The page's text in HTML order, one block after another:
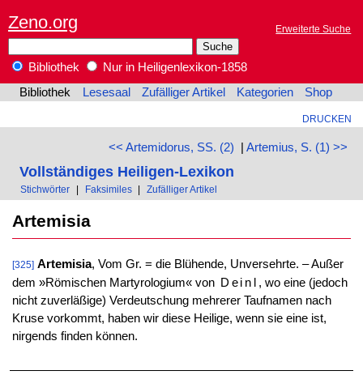
Zeno.org Erweiterte Suche
Bibliothek
Nur in Heiligenlexikon-1858
Bibliothek
Lesesaal Zufälliger Artikel Kategorien Shop
DRUCKEN
<< Artemidorus, SS. (2) | Artemius, S. (1) >>
Vollständiges Heiligen-Lexikon
Stichwörter | Faksimiles | Zufälliger Artikel
Artemisia
[325] Artemisia, Vom Gr. = die Blühende, Unversehrte. – Außer
dem »Römischen Martyrologium« vonDeinl , wo eine (jedoch
nicht zuverläßige) Verdeutschung mehrerer Taufnamen nach
Kruse vorkommt, haben wir diese Heilige, wenn sie eine ist,
nirgends finden können.